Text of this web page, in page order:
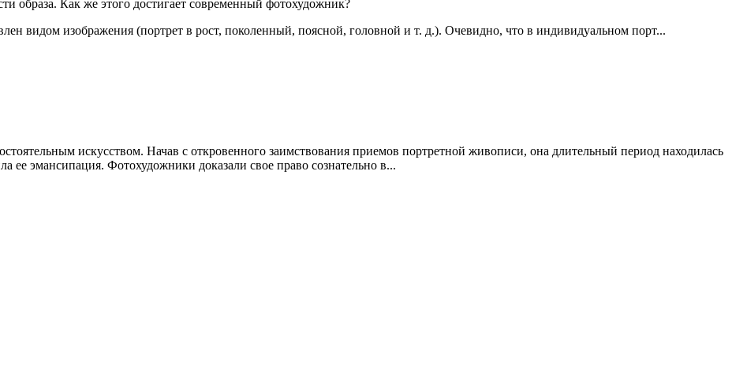
образа. Как же этого достигает современный фотохудожник?
видом изображения (портрет в рост, поколенный, поясной, головной и т. д.). Очевидно, что в индивидуальном порт...
искусством. Начав с откровенного заимствования приемов портретной живописи, она длительный период находилась
ее эмансипация. Фотохудожники доказали свое право сознательно в...